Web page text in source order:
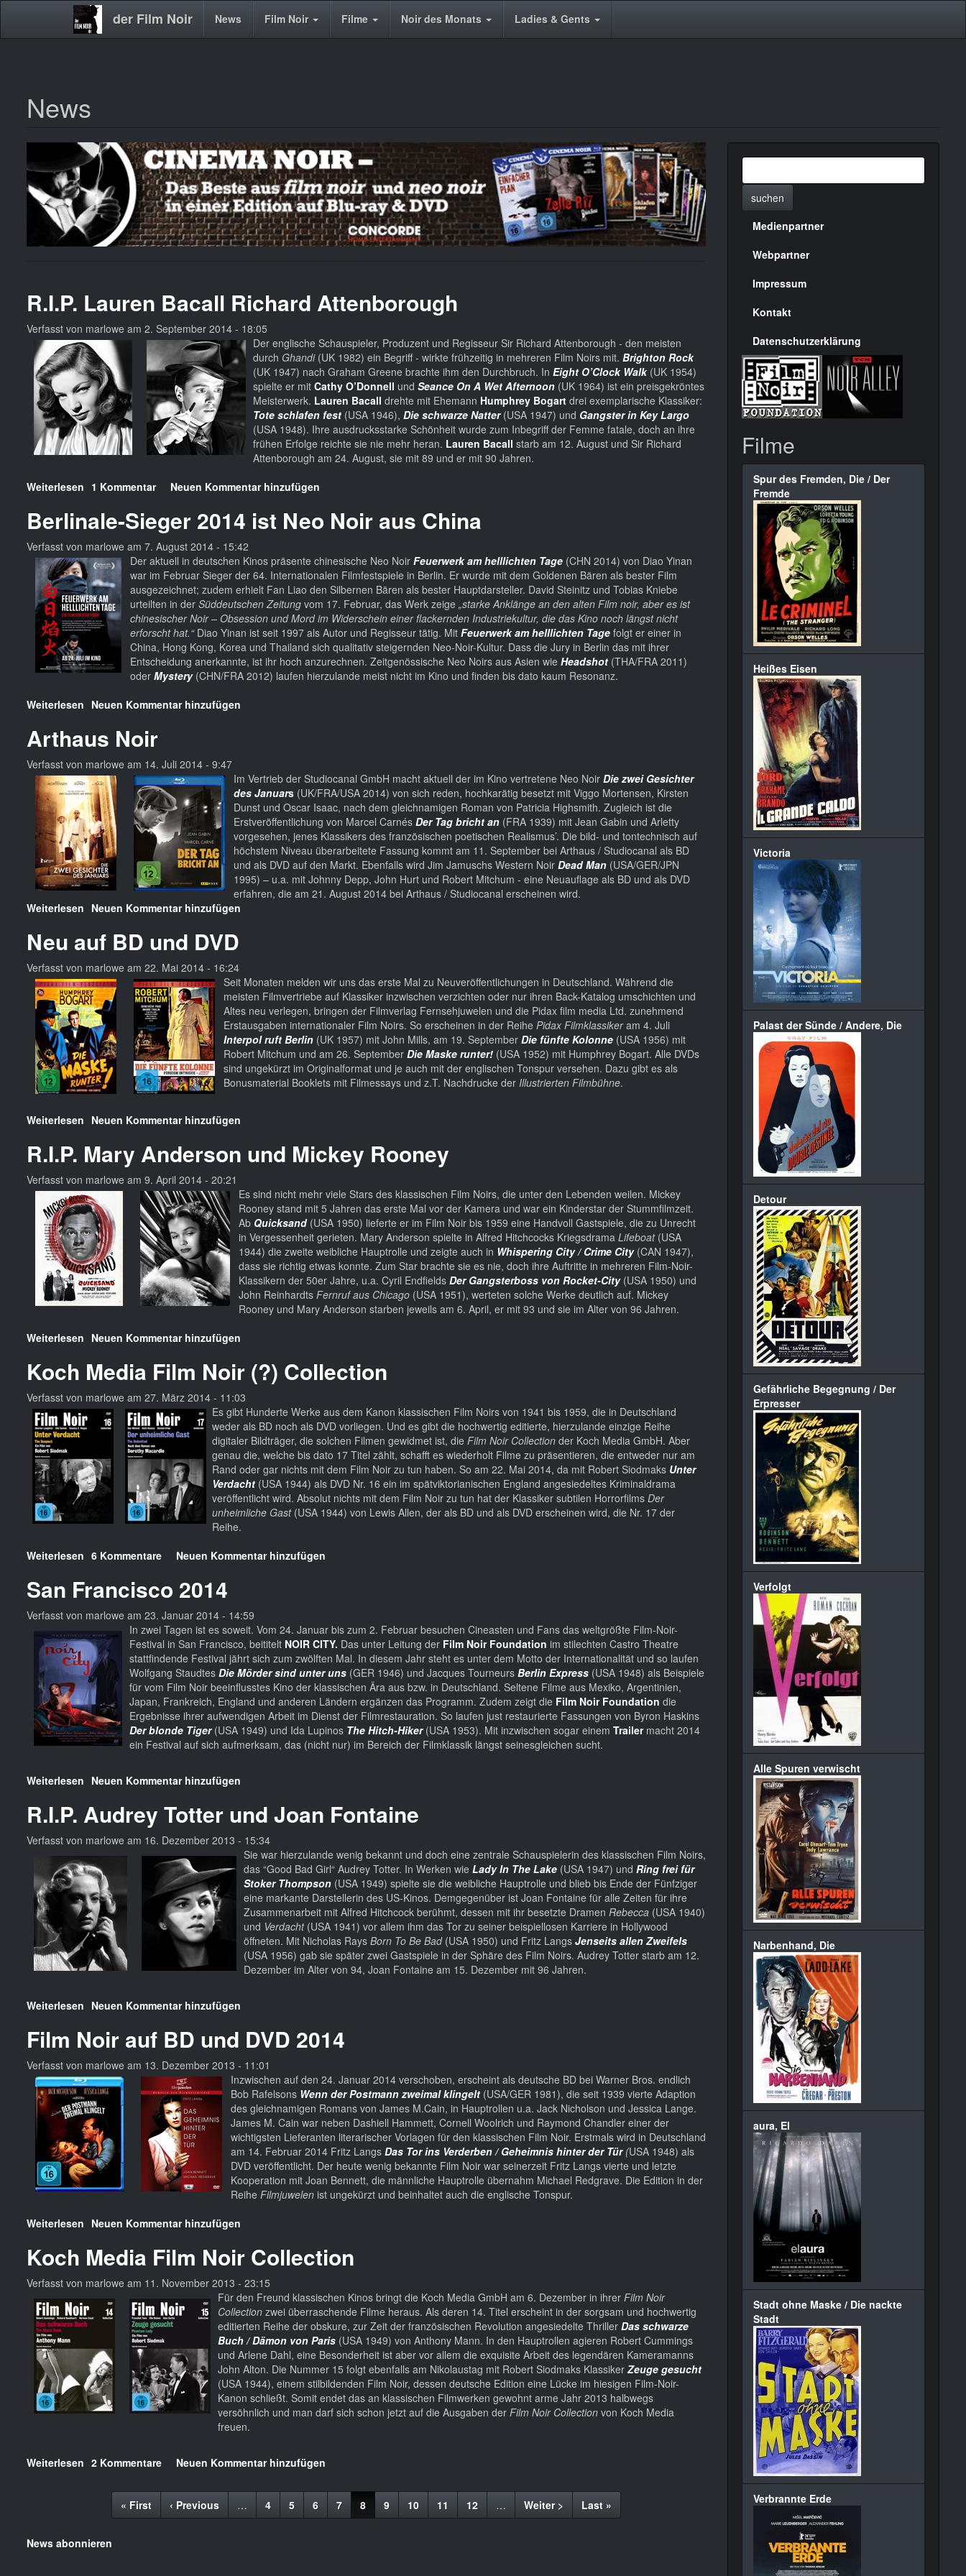
Direkt
der Film Noir
Main News Film Noir Filme Noir des Monats Ladies & Gents
News
R.I.P. Lauren Bacall Richard Attenborough
Verfasst von marlowe am 2. September 2014 - 18:05
Der englische Schauspieler, Produzent und Regisseur Sir Richard Attenborough - den meisten
durch Ghandi (UK 1982) ein Begriff - wirkte frühzeitig in mehreren Film Noirs mit. Brighton Rock
(UK 1947) nach Graham Greene brachte ihm den Durchbruch. In Eight O’Clock Walk(UK 1954)
spielte er mit Cathy O’Donnell und Seance On A Wet Afternoon (UK 1964) ist ein preisgekröntes
Meisterwerk. Lauren Bacall drehte mit Ehemann Humphrey Bogart drei exemplarische Klassiker:
Tote schlafen fest (USA 1946), Die schwarze Natter(USA 1947) und Gangster in Key Largo
(USA 1948). Ihre ausdrucksstarke Schönheit wurde zum Inbegriff der Femme fatale, doch an ihre
frühen Erfolge reichte sie nie mehr heran. Lauren Bacall starb am 12. August und Sir Richard
Attenborough am 24. August, sie mit 89 und er mit 90 Jahren.
Weiterlesen über
Lauren
Bacall
Richard
Attenborough
1 Kommentar Neuen Kommentar hinzufügen
Berlinale-Sieger 2014 ist Neo Noir aus China
Verfasst von marlowe am 7. August 2014 - 15:42
Der aktuell in deutschen Kinos präsente chinesische Neo Noir Feuerwerk am helllichten Tage (CHN 2014) von Diao Yinan
war im Februar Sieger der 64. Internationalen Filmfestspiele in Berlin. Er wurde mit dem Goldenen Bären als bester Film
ausgezeichnet; zudem erhielt Fan Liao den Silbernen Bären als bester Hauptdarsteller. David Steinitz und Tobias Kniebe
urteilten in der Süddeutschen Zeitung vom 17. Februar, das Werk zeige „starke Anklänge an den alten Film noir, aber es ist
chinesischer Noir – Obsession und Mord im Widerschein einer flackernden Industriekultur, die das Kino noch längst nicht
erforscht hat.“Diao Yinan ist seit 1997 als Autor und Regisseur tätig. Mit Feuerwerk am helllichten Tage folgt er einer in
China, Hong Kong, Korea und Thailand sich qualitativ steigernden Neo-Noir-Kultur. Dass die Jury in Berlin das mit ihrer
Entscheidung anerkannte, ist ihr hoch anzurechnen. Zeitgenössische Neo Noirs aus Asien wie Headshot (THA/FRA 2011)
oder Mystery(CHN/FRA 2012) laufen hierzulande meist nicht im Kino und finden bis dato kaum Resonanz.
Weiterlesen über
Sieger
2014
ist
Neo
Noir
aus
China
Neuen Kommentar hinzufügen
Arthaus Noir
Verfasst von marlowe am 14. Juli 2014 - 9:47
Im Vertrieb der Studiocanal GmbH macht aktuell der im Kino vertretene Neo Noir Die zwei Gesichter
des Januars (UK/FRA/USA 2014) von sich reden, hochkarätig besetzt mit Viggo Mortensen, Kirsten
Dunst und Oscar Isaac, nach dem gleichnamigen Roman von Patricia Highsmith. Zugleich ist die
Erstveröffentlichung von Marcel Carnés Der Tag bricht an (FRA 1939) mit Jean Gabin und Arletty
vorgesehen, jenes Klassikers des französischen poetischen Realismus’. Die bild- und tontechnisch auf
höchstem Niveau überarbeitete Fassung kommt am 11. September bei Arthaus / Studiocanal als BD
und als DVD auf den Markt. Ebenfalls wird Jim Jamuschs Western Noir Dead Man (USA/GER/JPN
1995) – u.a. mit Johnny Depp, John Hurt und Robert Mitchum - eine Neuauflage als BD und als DVD
erfahren, die am 21. August 2014 bei Arthaus / Studiocanal erscheinen wird.
Weiterlesen über
Noir
Neuen Kommentar hinzufügen
Neu auf BD und DVD
Verfasst von marlowe am 22. Mai 2014 - 16:24
Seit Monaten melden wir uns das erste Mal zu Neuveröffentlichungen in Deutschland. Während die
meisten Filmvertriebe auf Klassiker inzwischen verzichten oder nur ihren Back-Katalog umschichten und
Altes neu verlegen, bringen der Filmverlag Fernsehjuwelen und die Pidax film media Ltd. zunehmend
Erstausgaben internationaler Film Noirs. So erscheinen in der Reihe Pidax Filmklassikeram 4. Juli
Interpol ruft Berlin (UK 1957) mit John Mills, am 19. September Die fünfte Kolonne (USA 1956) mit
Robert Mitchum und am 26. September Die Maske runter! (USA 1952) mit Humphrey Bogart. Alle DVDs
sind ungekürzt im Originalformat und je auch mit der englischen Tonspur versehen. Dazu gibt es als
Bonusmaterial Booklets mit Filmessays und z.T. Nachdrucke der Illustrierten Filmbühne.
Weiterlesen über
auf
BD
und
DVD
Neuen Kommentar hinzufügen
R.I.P. Mary Anderson und Mickey Rooney
Verfasst von marlowe am 9. April 2014 - 20:21
Es sind nicht mehr viele Stars des klassischen Film Noirs, die unter den Lebenden weilen. Mickey
Rooney stand mit 5 Jahren das erste Mal vor der Kamera und war ein Kinderstar der Stummfilmzeit.
Ab Quicksand(USA 1950) lieferte er im Film Noir bis 1959 eine Handvoll Gastspiele, die zu Unrecht
in Vergessenheit gerieten. Mary Anderson spielte in Alfred Hitchcocks Kriegsdrama Lifeboat(USA
1944) die zweite weibliche Hauptrolle und zeigte auch in Whispering City / Crime City (CAN 1947),
dass sie richtig etwas konnte. Zum Star brachte sie es nie, doch ihre Auftritte in mehreren Film-Noir-
Klassikern der 50er Jahre, u.a. Cyril Endfields Der Gangsterboss von Rocket-City(USA 1950) und
John Reinhardts Fernruf aus Chicago (USA 1951), werteten solche Werke deutlich auf. Mickey
Rooney und Mary Anderson starben jeweils am 6. April, er mit 93 und sie im Alter von 96 Jahren.
Weiterlesen über
Mary
Anderson
und
Mickey
Rooney
Neuen Kommentar hinzufügen
Koch Media Film Noir (?) Collection
Verfasst von marlowe am 27. März 2014 - 11:03
Es gibt Hunderte Werke aus dem Kanon klassischen Film Noirs von 1941 bis 1959, die in Deutschland
weder als BD noch als DVD vorliegen. Und es gibt die hochwertig editierte, hierzulande einzige Reihe
digitaler Bildträger, die solchen Filmen gewidmet ist, die Film Noir Collection der Koch Media GmbH. Aber
genau die, welche bis dato 17 Titel zählt, schafft es wiederholt Filme zu präsentieren, die entweder nur am
Rand oder gar nichts mit dem Film Noir zu tun haben. So am 22. Mai 2014, da mit Robert Siodmaks Unter
Verdacht (USA 1944) als DVD Nr. 16 ein im spätviktorianischen England angesiedeltes Kriminaldrama
veröffentlicht wird. Absolut nichts mit dem Film Noir zu tun hat der Klassiker subtilen Horrorfilms Der
unheimliche Gast(USA 1944) von Lewis Allen, der als BD und als DVD erscheinen wird, die Nr. 17 der
Reihe.
Weiterlesen über
Media
Film
Noir
Collection
6 Kommentare Neuen Kommentar hinzufügen
San Francisco 2014
Verfasst von marlowe am 23. Januar 2014 - 14:59
In zwei Tagen ist es soweit. Vom 24. Januar bis zum 2. Februar besuchen Cineasten und Fans das weltgrößte Film-Noir-
Festival in San Francisco, beititelt NOIR CITY. Das unter Leitung der Film Noir Foundation im stilechten Castro Theatre
stattfindende Festival jährt sich zum zwölften Mal. In diesem Jahr steht es unter dem Motto der Internationalität und so laufen
Wolfgang Staudtes Die Mörder sind unter uns (GER 1946) und Jacques Tourneurs Berlin Express (USA 1948) als Beispiele
für vom Film Noir beeinflusstes Kino der klassischen Ära aus bzw. in Deutschland. Seltene Filme aus Mexiko, Argentinien,
Japan, Frankreich, England und anderen Ländern ergänzen das Programm. Zudem zeigt die Film Noir Foundation die
Ergebnisse ihrer aufwendigen Arbeit im Dienst der Filmrestauration. So laufen just restaurierte Fassungen von Byron Haskins
Der blonde Tiger(USA 1949) und Ida Lupinos The Hitch-Hiker(USA 1953). Mit inzwischen sogar einem Trailer macht 2014
ein Festival auf sich aufmerksam, das (nicht nur) im Bereich der Filmklassik längst seinesgleichen sucht.
Weiterlesen über
Francisco
2014
Neuen Kommentar hinzufügen
R.I.P. Audrey Totter und Joan Fontaine
Verfasst von marlowe am 16. Dezember 2013 - 15:34
Sie war hierzulande wenig bekannt und doch eine zentrale Schauspielerin des klassischen Film Noirs,
das “Good Bad Girl“ Audrey Totter. In Werken wie Lady In The Lake (USA 1947) und Ring frei für
Stoker Thompson (USA 1949) spielte sie die weibliche Hauptrolle und blieb bis Ende der Fünfziger
eine markante Darstellerin des US-Kinos. Demgegenüber ist Joan Fontaine für alle Zeiten für ihre
Zusammenarbeit mit Alfred Hitchcock berühmt, dessen mit ihr besetzte Dramen Rebecca (USA 1940)
und Verdacht(USA 1941) vor allem ihm das Tor zu seiner beispiellosen Karriere in Hollywood
öffneten. Mit Nicholas Rays Born To Be Bad (USA 1950) und Fritz Langs Jenseits allen Zweifels
(USA 1956) gab sie später zwei Gastspiele in der Sphäre des Film Noirs. Audrey Totter starb am 12.
Dezember im Alter von 94, Joan Fontaine am 15. Dezember mit 96 Jahren.
Weiterlesen über
Audrey
Totter
und
Joan
Fontaine
Neuen Kommentar hinzufügen
Film Noir auf BD und DVD 2014
Verfasst von marlowe am 13. Dezember 2013 - 11:01
Inzwischen auf den 24. Januar 2014 verschoben, erscheint als deutsche BD bei Warner Bros. endlich
Bob Rafelsons Wenn der Postmann zweimal klingelt (USA/GER 1981), die seit 1939 vierte Adaption
des gleichnamigen Romans von James M.Cain, in Hauptrollen u.a. Jack Nicholson und Jessica Lange.
James M. Cain war neben Dashiell Hammett, Cornell Woolrich und Raymond Chandler einer der
wichtigsten Lieferanten literarischer Vorlagen für den klassischen Film Noir. Erstmals wird in Deutschland
am 14. Februar 2014 Fritz Langs Das Tor ins Verderben / Geheimnis hinter der Tür(USA 1948) als
DVD veröffentlicht. Der heute wenig bekannte Film Noir war seinerzeit Fritz Langs vierte und letzte
Kooperation mit Joan Bennett, die männliche Hauptrolle übernahm Michael Redgrave. Die Edition in der
Reihe Filmjuwelen ist ungekürzt und beinhaltet auch die englische Tonspur.
Weiterlesen über
Noir
auf
BD
DVD
2014
Neuen Kommentar hinzufügen
Koch Media Film Noir Collection
Verfasst von marlowe am 11. November 2013 - 23:15
Für den Freund klassischen Kinos bringt die Koch Media GmbH am 6. Dezember in ihrer Film Noir
Collection zwei überraschende Filme heraus. Als deren 14. Titel erscheint in der sorgsam und hochwertig
editierten Reihe der obskure, zur Zeit der französischen Revolution angesiedelte Thriller Das schwarze
Buch / Dämon von Paris (USA 1949) von Anthony Mann. In den Hauptrollen agieren Robert Cummings
und Arlene Dahl, eine Besonderheit ist aber vor allem die exquisite Arbeit des legendären Kameramanns
John Alton. Die Nummer 15 folgt ebenfalls am Nikolaustag mit Robert Siodmaks Klassiker Zeuge gesucht
(USA 1944), einem stilbildenden Film Noir, dessen deutsche Edition eine Lücke im hiesigen Film-Noir-
Kanon schließt. Somit endet das an klassischen Filmwerken gewohnt arme Jahr 2013 halbwegs
versöhnlich und man darf sich schon jetzt auf die Ausgaben der Film Noir Collection von Koch Media
freuen.
Weiterlesen über
Media
2 Kommentare Neuen Kommentar hinzufügen
Seitennummerierung
Erste
Seite
« First
Vorherige
Seite
‹ Previous … Seite
4 Seite
5 Seite
6 Seite
7
Aktuelle
Seite
8 Seite
9 Seite
10 Seite
11 Seite
12 …
Nächste
Seite
Weiter >
Letzte
Seite
Last »
News abonnieren
suchen
Menülinks
rechte
Seite
Medienpartner
Webpartner
Impressum
Kontakt
Datenschutzerklärung
Filme
Spur des Fremden, Die / Der
Fremde
Heißes Eisen
Victoria
Palast der Sünde / Andere, Die
Detour
Gefährliche Begegnung / Der
Erpresser
Verfolgt
Alle Spuren verwischt
Narbenhand, Die
aura, El
Stadt ohne Maske / Die nackte
Stadt
Verbrannte Erde